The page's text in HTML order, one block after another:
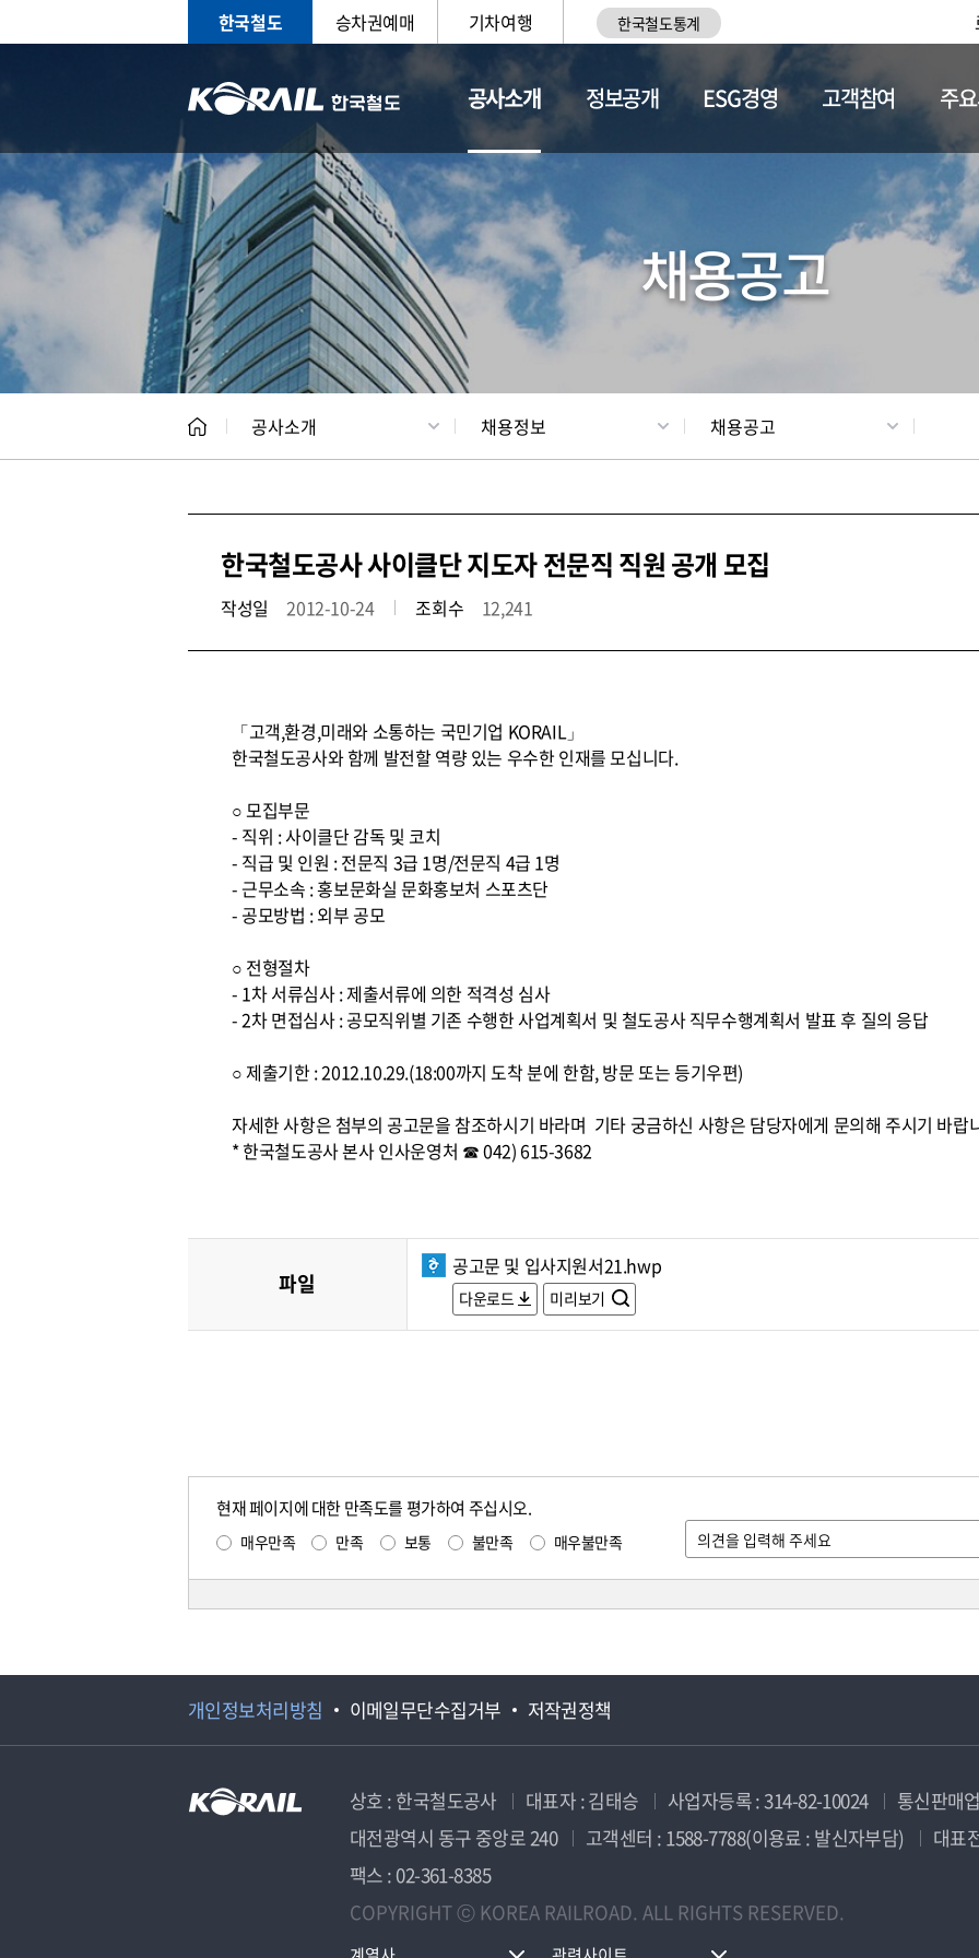
한국철도 승차권예매 기차여행 한국철도통계
공사소개
CEO 일반현황 채용정보
정보공개 ESG경영 고객참여 주
채용공고
공사소개 채용정보 채용공고
한국철도공사 사이클단 지도자 전문직 직원 공개 모집
작성일 2012-10-24 조회수 12,241
「고객,환경,미래와 소통하는 국민기업 KORAIL」
한국철도공사와 함께 발전할 역량 있는 우수한 인재를 모십니다.
○ 모집부문
- 직위 : 사이클단 감독 및 코치
- 직급 및 인원 : 전문직 3급 1명/전문직 4급 1명
- 근무소속 : 홍보문화실 문화홍보처 스포츠단
- 공모방법 : 외부 공모
○ 전형절차
- 1차 서류심사 : 제출서류에 의한 적격성 심사
- 2차 면접심사 : 공모직위별 기존 수행한 사업계획서 및 철도공사 직무수행계획서 발표 후 질의 응답
○ 제출기한 : 2012.10.29.(18:00까지 도착 분에 한함, 방문 또는 등기우편)
자세한 사항은 첨부의 공고문을 참조하시기 바라며 기타 궁금하신 사항은 담당자에게 문의해 주시기 바랍
* 한국철도공사 본사 인사운영처 ☎ 042) 615-3682
파일
공고문 및 입사지원서21.hwp
다운로드 미리보기
현재 페이지에 대한 만족도를 평가하여 주십시오.
매우만족 만족 보통 불만족 매우불만족
개인정보처리방침 이메일무단수집거부 저작권정책
상호 : 한국철도공사 대표자 : 김태승 사업자등록 : 314-82-10024
통신판매
대전광역시 동구 중앙로 240
고객센터 : 1588-7788(이용료 : 발신자부담)
대표
팩스 : 02-361-8385
COPYRIGHT ⓒ KOREA RAILROAD. ALL RIGHTS RESERVED.